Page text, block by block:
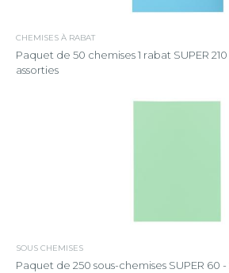
CHEMISES À RABAT
Paquet de 50 chemises 1 rabat SUPER
assorties
SOUS CHEMISES
Paquet de 250 sous-chemises SUPER 60